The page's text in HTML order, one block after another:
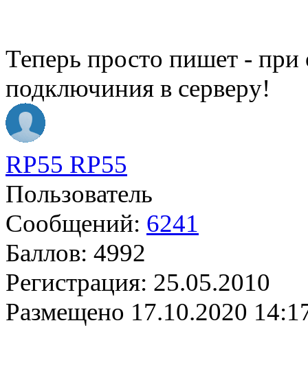
Теперь просто пишет -
подключиния в серверу!
RP55 RP55
Пользователь
Сообщений: 6241
Баллов: 4992
Регистрация: 25.05.2010
Размещено 17.10.2020